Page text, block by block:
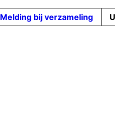
Melding bij verzameling